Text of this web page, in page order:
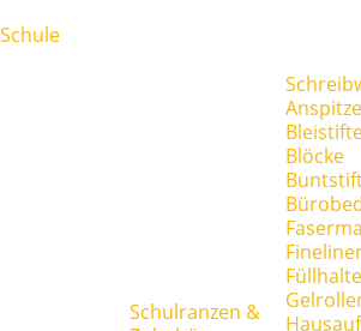
Schule
Schulranzen &
Blöcke